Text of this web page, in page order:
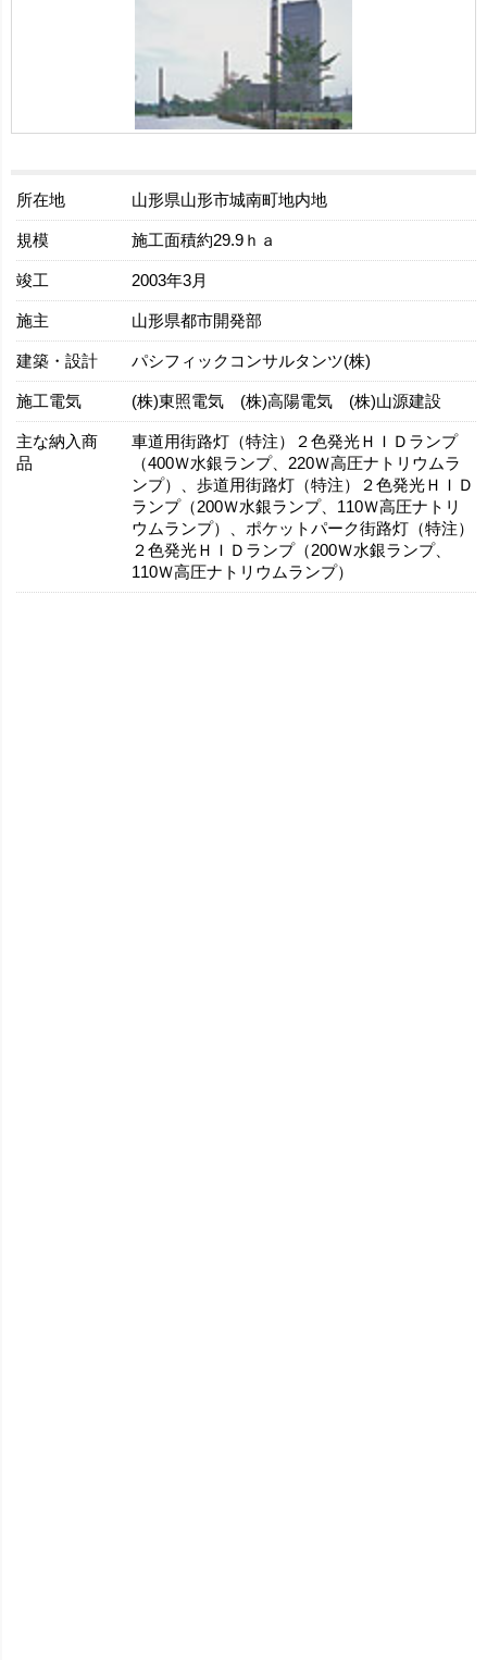
所在地 山形県山形市城南町地内地
規模 施工面積約29.9ｈａ
竣工 2003年3月
施主 山形県都市開発部
建築・設計 パシフィックコンサルタンツ(株)
施工電気 (株)東照電気 (株)高陽電気 (株)山源建設
主な納入商
品
車道用街路灯（特注）２色発光ＨＩＤランプ
（400Ｗ水銀ランプ、220Ｗ高圧ナトリウムラ
ンプ）、歩道用街路灯（特注）２色発光ＨＩＤ
ランプ（200Ｗ水銀ランプ、110Ｗ高圧ナトリ
ウムランプ）、ポケットパーク街路灯（特注）
２色発光ＨＩＤランプ（200Ｗ水銀ランプ、
110Ｗ高圧ナトリウムランプ）